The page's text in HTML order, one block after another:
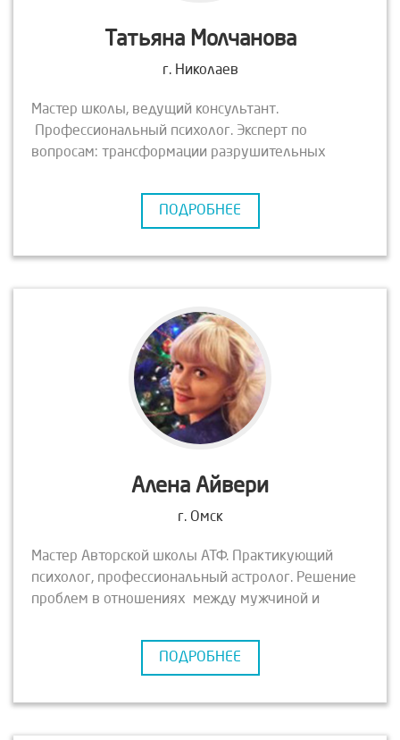
Татьяна Молчанова
г. Николаев
Мастер школы, ведущий консультант.
Профессиональный психолог. Эксперт по
вопросам: трансформации разрушительных
Родители – Дети. Автор курсов: «Танец Жизни»;
«Женщина-Хранительница Рода»; «Как сохранить
ПОДРОБНЕЕ
Алена Айвери
г. Омск
Мастер Авторской школы АТФ. Практикующий
психолог, профессиональный астролог. Решение
проблем в отношениях между мужчиной и
Анализ и проработка родовых эмоциональных
программ и зависимостей.
ПОДРОБНЕЕ